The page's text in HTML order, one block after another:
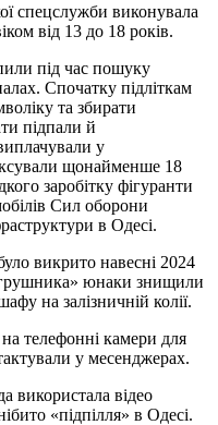
спецслужби виконувала
від 13 до 18 років.
під час пошуку
Спочатку підліткам
та збирати
підпали й
у
щонайменше 18
заробітку фігуранти
Сил оборони
в Одесі.
викрито навесні 2024
юнаки знищили
на залізничній колії.
телефонні камери для
у месенджерах.
використала відео
«підпілля» в Одесі.